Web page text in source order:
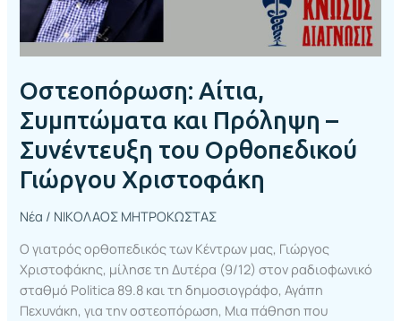
Οστεοπόρωση: Αίτια,
Συμπτώματα και Πρόληψη –
Συνέντευξη του Ορθοπεδικού
Γιώργου Χριστοφάκη
Νέα / ΝΙΚΟΛΑΟΣ ΜΗΤΡΟΚΩΣΤΑΣ
Ο γιατρός ορθοπεδικός των Κέντρων μας, Γιώργος
Χριστοφάκης, μίλησε τη Δυτέρα (9/12) στον ραδιοφωνικό
σταθμό Politica 89.8 και τη δημοσιογράφο, Αγάπη
Πεχυνάκη, για την οστεοπόρωση, Μια πάθηση που
Γιώργου
Χριστοφάκη